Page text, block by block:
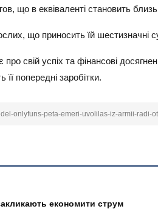
що в еквіваленті становить
що приносить їй
про свій успіх та фінансові
попередні заробітки.
onlyfuns-peta-emeri-uvolilas-iz-armii-radi-
економити струм